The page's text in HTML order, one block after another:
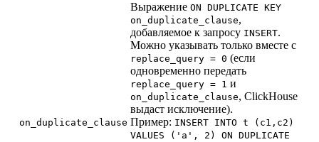
on_duplicate_clause
Выражение ON DUPLICATE KEY
on_duplicate_clause,
добавляемое к запросу INSERT.
Можно указывать только вместе с
replace_query = 0 (если
одновременно передать
replace_query = 1 и
on_duplicate_clause, ClickHouse
выдаст исключение).
Пример: INSERT INTO t (c1,c2)
VALUES ('a', 2) ON DUPLICATE